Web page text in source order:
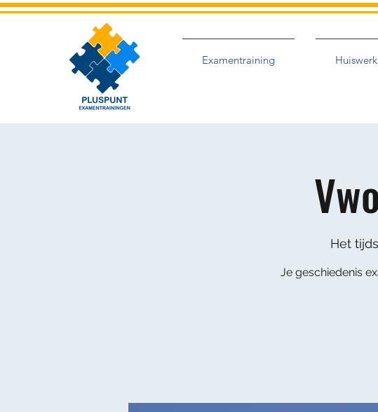
Examentraining
Het
Je geschiedenis